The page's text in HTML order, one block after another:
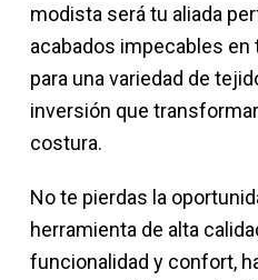
modista será tu aliada
acabados impecables
para una variedad de
inversión que
costura.
No te pierdas la
herramienta de alta
funcionalidad y confort,